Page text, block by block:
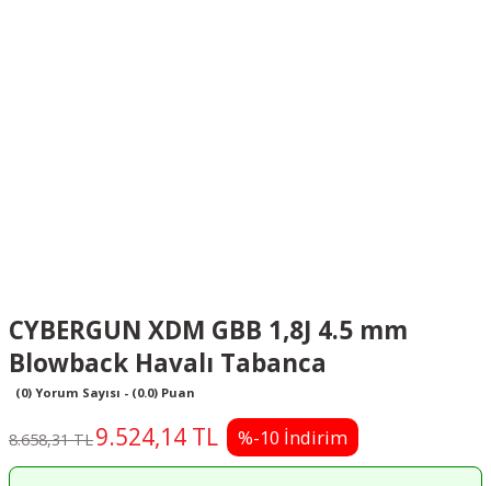
CYBERGUN XDM GBB 1,8J 4.5 mm
Blowback Havalı Tabanca
(0) Yorum Sayısı - (0.0) Puan
8.658,31 TL9.524,14 TL %-10 İndirim